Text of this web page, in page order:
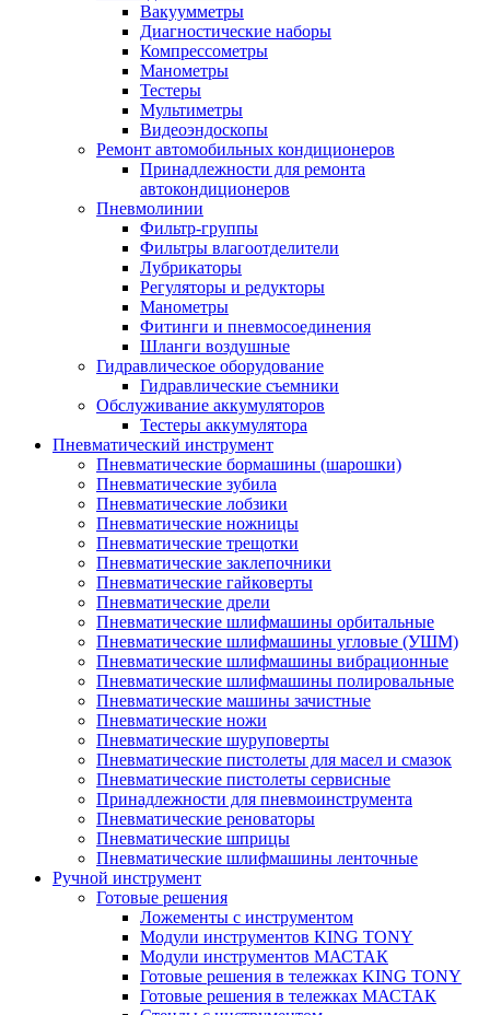
Вакуумметры
Диагностические наборы
Компрессометры
Манометры
Тестеры
Мультиметры
Видеоэндоскопы
Ремонт автомобильных кондиционеров
Принадлежности для ремонта
автокондиционеров
Пневмолинии
Фильтр-группы
Фильтры влагоотделители
Лубрикаторы
Регуляторы и редукторы
Манометры
Фитинги и пневмосоединения
Шланги воздушные
Гидравлическое оборудование
Гидравлические съемники
Обслуживание аккумуляторов
Тестеры аккумулятора
Пневматический инструмент
Пневматические бормашины (шарошки)
Пневматические зубила
Пневматические лобзики
Пневматические ножницы
Пневматические трещотки
Пневматические заклепочники
Пневматические гайковерты
Пневматические дрели
Пневматические шлифмашины орбитальные
Пневматические шлифмашины угловые (УШМ)
Пневматические шлифмашины вибрационные
Пневматические шлифмашины полировальные
Пневматические машины зачистные
Пневматические ножи
Пневматические шуруповерты
Пневматические пистолеты для масел и смазок
Пневматические пистолеты сервисные
Принадлежности для пневмоинструмента
Пневматические реноваторы
Пневматические шприцы
Пневматические шлифмашины ленточные
Ручной инструмент
Готовые решения
Ложементы с инструментом
Модули инструментов KING TONY
Модули инструментов МАСТАК
Готовые решения в тележках KING TONY
Готовые решения в тележках МАСТАК